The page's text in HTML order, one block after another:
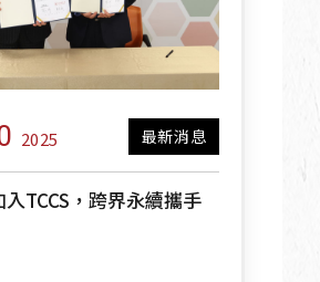
2025 最新消息
TCCS，跨界永續攜手